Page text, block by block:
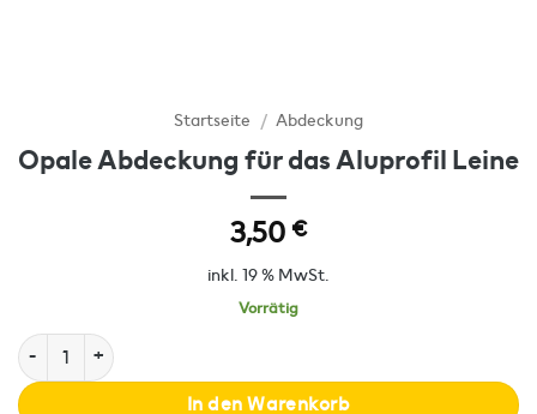
Startseite / Abdeckung
Opale Abdeckung für das Aluprofil Leine
3,50 €
inkl. 19 % MwSt.
Vorrätig
Opale Abdeckung für das Aluprofil Leine Menge
In den Warenkorb